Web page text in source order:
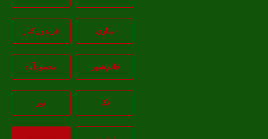
ساري فريدون‌کنار
قائم‌شهر محمودآباد